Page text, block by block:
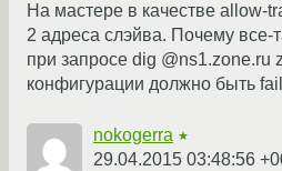
На мастере в качестве allow-
2 адреса слэйва. Почему все-
при запросе dig @ns1.zone.ru
конфигурации должно быть
nokogerra ★
29.04.2015 03:48:56